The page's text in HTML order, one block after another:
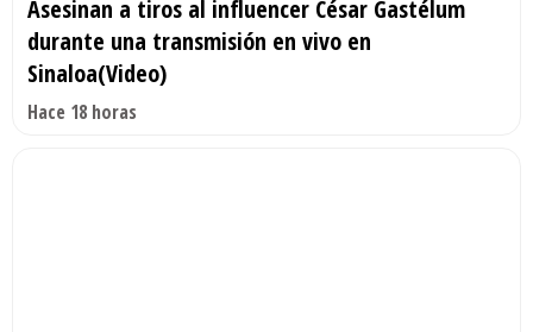
Asesinan a tiros al influencer César Gastélum
durante una transmisión en vivo en
Sinaloa(Video)
Hace 18 horas